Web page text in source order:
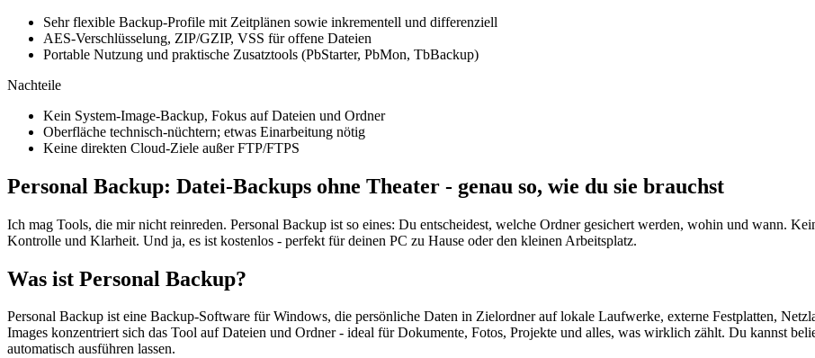
Sehr flexible Backup-Profile mit Zeitplänen sowie inkrementell und differenziell
AES-Verschlüsselung, ZIP/GZIP, VSS für offene Dateien
Portable Nutzung und praktische Zusatztools (PbStarter, PbMon, TbBackup)
Nachteile
Kein System-Image-Backup, Fokus auf Dateien und Ordner
Oberfläche technisch-nüchtern; etwas Einarbeitung nötig
Keine direkten Cloud-Ziele außer FTP/FTPS
Personal Backup: Datei-Backups ohne Theater - genau so, wie du sie brauchst
Ich mag Tools, die mir nicht reinreden. Personal Backup ist so eines: Du entscheidest, welche Ordner gesichert werden, wohin und wann.
Kontrolle und Klarheit. Und ja, es ist kostenlos - perfekt für deinen PC zu Hause oder den kleinen Arbeitsplatz.
Was ist Personal Backup?
Personal Backup ist eine Backup-Software für Windows, die persönliche Daten in Zielordner auf lokale Laufwerke, externe Festplatten,
Images konzentriert sich das Tool auf Dateien und Ordner - ideal für Dokumente, Fotos, Projekte und alles, was wirklich zählt. Du kannst
automatisch ausführen lassen.